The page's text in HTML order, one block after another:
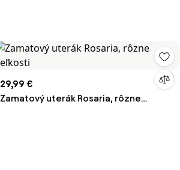
29,99 €
Zamatový uterák Rosaria, rôzne